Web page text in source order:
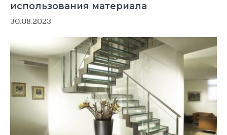
использования материала
30.08.2023